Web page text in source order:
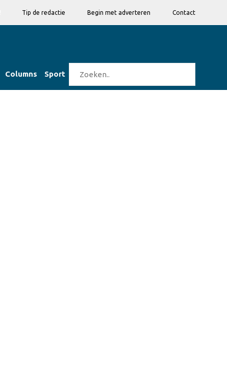
Tip de redactie Begin met adverteren Contact
Columns Sport